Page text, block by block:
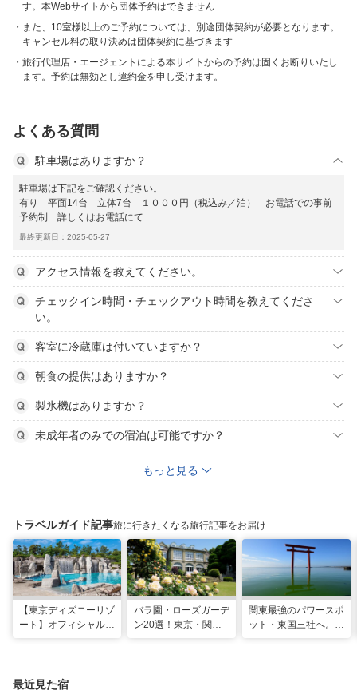
す。本Webサイトから団体予約はできません
また、10室様以上のご予約については、別途団体契約が必要となります。
キャンセル料の取り決めは団体契約に基づきます
旅行代理店・エージェントによる本サイトからの予約は固くお断りいたし
ます。予約は無効とし違約金を申し受けます。
よくある質問
駐車場はありますか？
駐車場は下記をご確認ください。
有り 平面14台 立体7台 １０００円（税込み／泊） お電話での事前
予約制 詳しくはお電話にて
最終更新日：2025-05-27
アクセス情報を教えてください。
チェックイン時間・チェックアウト時間を教えてくださ
い。
客室に冷蔵庫は付いていますか？
朝食の提供はありますか？
製氷機はありますか？
未成年者のみでの宿泊は可能ですか？
もっと見る
トラベルガイド記事旅に行きたくなる旅行記事をお届け
【東京ディズニーリゾ
ート】オフィシャル・
バラ園・ローズガーデ
ン20選！東京・関東
関東最強のパワースポ
ット・東国三社へ。初
最近見た宿